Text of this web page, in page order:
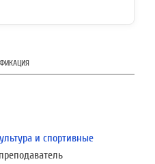
и спортивные